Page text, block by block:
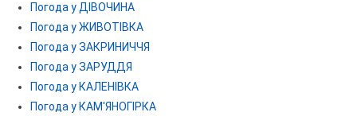
Погода у ДІВОЧИНА
Погода у ЖИВОТІВКА
Погода у ЗАКРИНИЧЧЯ
Погода у ЗАРУДДЯ
Погода у КАЛЕНІВКА
Погода у КАМ'ЯНОГІРКА